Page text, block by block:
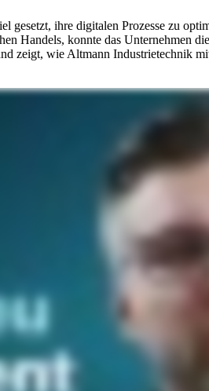
ihre digitalen Prozesse zu
Handels, konnte das Unternehmen
zeigt, wie Altmann Industrietechnik